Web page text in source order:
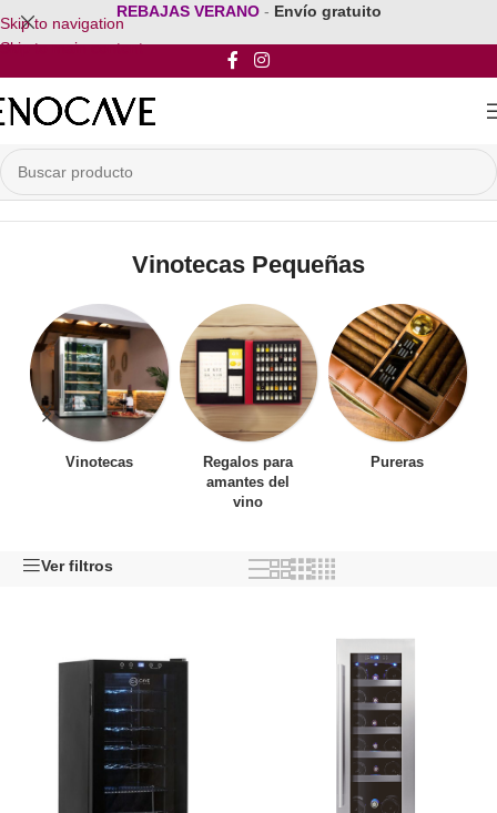
Skip to navigation
Skip to main content
REBAJAS VERANO - Envío gratuito
Inicio/Por Tamaño de la Vinoteca/Vinotecas Pequeñas
Vinotecas Pequeñas
Vinotecas
Regalos para
amantes del
vino
Pureras
Ver filtros